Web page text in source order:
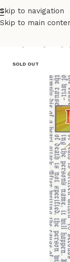
Skip to navigation
Skip to main
SOLD OUT